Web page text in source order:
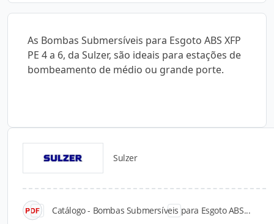
As Bombas Submersíveis para Esgoto ABS XFP
PE 4 a 6, da Sulzer, são ideais para estações de
bombeamento de médio ou grande porte.
Sulzer
Catálogo - Bombas Submersíveis para Esgoto ABS...
Catálogos para Download